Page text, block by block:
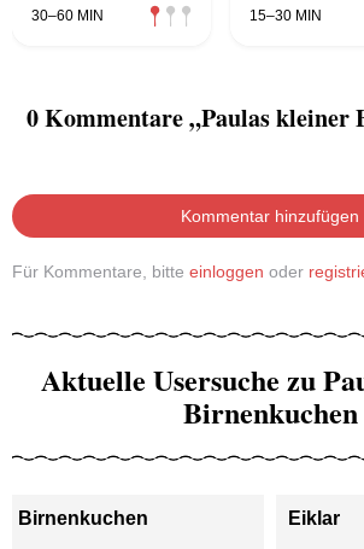
30–60 MIN 15–30 MIN
0 Kommentare „Paulas kleiner
Kommentar hinzufügen
Für Kommentare, bitte einloggen oder
Aktuelle Usersuche zu
Birnenkuchen
Birnenkuchen Eiklar